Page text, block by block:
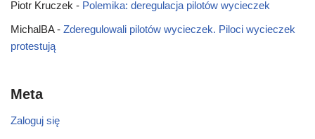
Piotr Kruczek - Polemika: deregulacja pilotów wycieczek
MichalBA- Zderegulowali pilotów wycieczek. Piloci wycieczek
protestują
Meta
Zaloguj się